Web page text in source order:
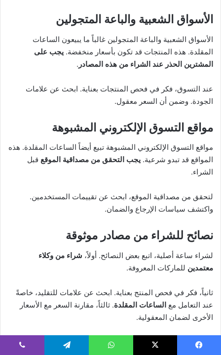
الأسواق الشعبية والباعة المتجولين
الأسواق الشعبية والباعة المتجولين غالباً ما يبيعون الساعات
المقلدة. هذه المنتجات قد تكون بأسعار منخفضة. يجب على
المشترين الحذر عند الشراء من هذه المصادر .
عند التسوق، فكر في فحص المنتجات بعناية. ابحث عن علامات
الجودة. وضمن أن السعر معقول.
مواقع التسوق الإلكتروني المشبوهة
مواقع التسوق الإلكتروني المشبوهة تبيع أيضاً الساعات المقلدة. هذه
المواقع قد تبدو شرعية. يجب التحقق من مصداقية الموقع قبل
الشراء.
لتحقق من مصداقية الموقع، ابحث عن تقييمات المستخدمين.
واكتشف سياسات الإرجاع والضمان.
نصائح للشراء من مصادر موثوقة
لشراء ساعة أصلية، اتبع بعض النصائح. أولاً، شراء من وكلاء
معتمدين للماركات المعروفة.
ثانياً، فكر في فحص المنتج بعناية. ابحث عن علامات للتقليد، خاصةً
عند التعامل مع الساعات المقلدة. ثالثاً، مقارنة السعر مع الأسعار
الأخرى لضمان المعقولية.
تحقق من رقم السيريال على الساعة وتأكد من مطابقته مع